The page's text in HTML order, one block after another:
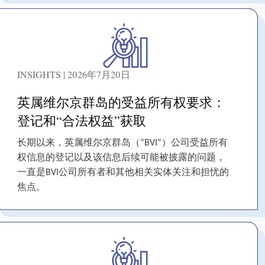
INSIGHTS | 2026年7月20日
英属维尔京群岛的受益所有权要求：
登记和“合法权益”获取
长期以来，英属维尔京群岛（“BVI”）公司受益所有
权信息的登记以及该信息后续可能被披露的问题，
一直是BVI公司所有者和其他相关实体关注和担忧的
焦点。